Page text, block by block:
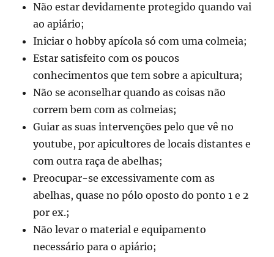
Não estar devidamente protegido quando vai
ao apiário;
Iniciar o hobby apícola só com uma colmeia;
Estar satisfeito com os poucos
conhecimentos que tem sobre a apicultura;
Não se aconselhar quando as coisas não
correm bem com as colmeias;
Guiar as suas intervenções pelo que vê no
youtube, por apicultores de locais distantes e
com outra raça de abelhas;
Preocupar-se excessivamente com as
abelhas, quase no pólo oposto do ponto 1 e 2
por ex.;
Não levar o material e equipamento
necessário para o apiário;